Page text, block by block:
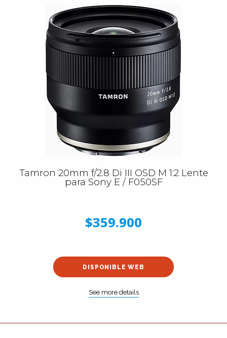
Tamron 20mm f/2.8 Di III OSD M 1:2 Lente
para Sony E / F050SF
$359.900
DISPONIBLE WEB
See more details